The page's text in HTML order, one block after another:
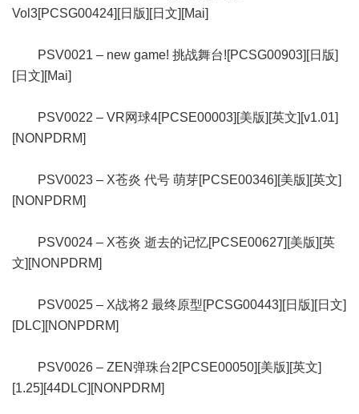
Vol3[PCSG00424][日版][日文][Mai]
PSV0021 – new game! 挑战舞台![PCSG00903][日版]
[日文][Mai]
PSV0022 – VR网球4[PCSE00003][美版][英文][v1.01]
[NONPDRM]
PSV0023 – X苍炎 代号 萌芽[PCSE00346][美版][英文]
[NONPDRM]
PSV0024 – X苍炎 逝去的记忆[PCSE00627][美版][英
文][NONPDRM]
PSV0025 – X战将2 最终原型[PCSG00443][日版][日文]
[DLC][NONPDRM]
PSV0026 – ZEN弹珠台2[PCSE00050][美版][英文]
[1.25][44DLC][NONPDRM]